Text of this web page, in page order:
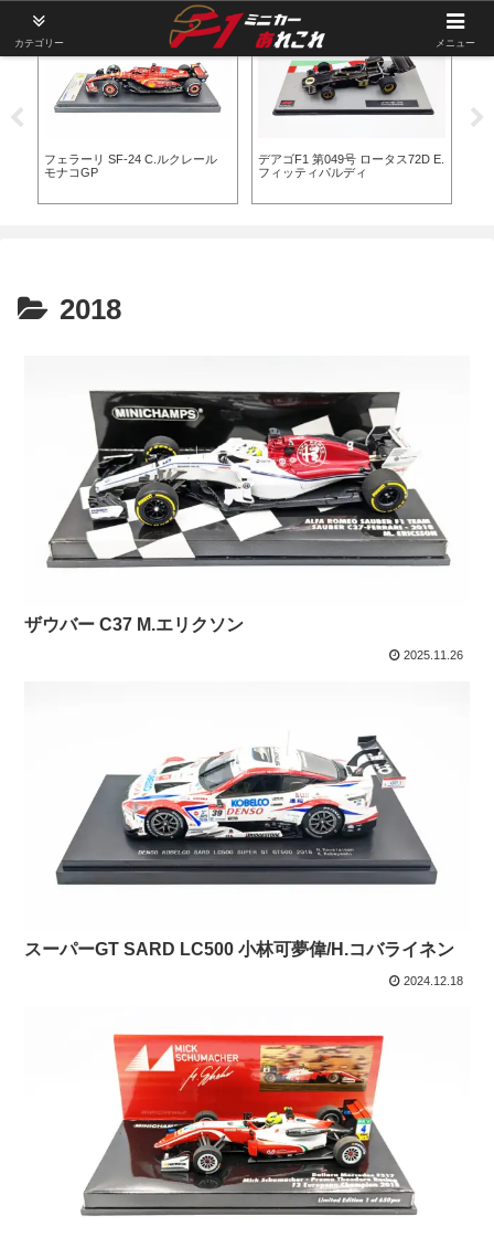
クレール
デアゴF1 第049号 ロータス72D E.
1/64 Sparky ハース VF-23 N.ヒュ
ルケンベルグ
2018
ザウバー C37 M.エリクソン
2025.11.26
スーパーGT SARD LC500 小林可夢偉/H.コバライネン
2024.12.18
カテゴリー メニュー